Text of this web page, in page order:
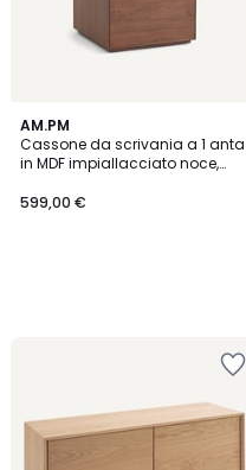
AM.PM
Cassone da scrivania a 1 anta
in MDF impiallacciato noce,
599,00 €